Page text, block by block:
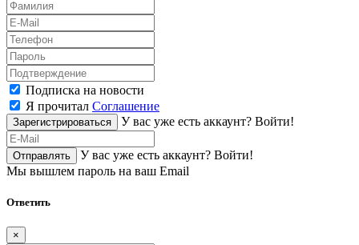
Подписка на новости
Я прочитал Соглашение
Зарегистрироваться У вас уже есть аккаунт? Войти!
Отправлять У вас уже есть аккаунт? Войти!
Мы вышлем пароль на ваш Email
Ответить
×